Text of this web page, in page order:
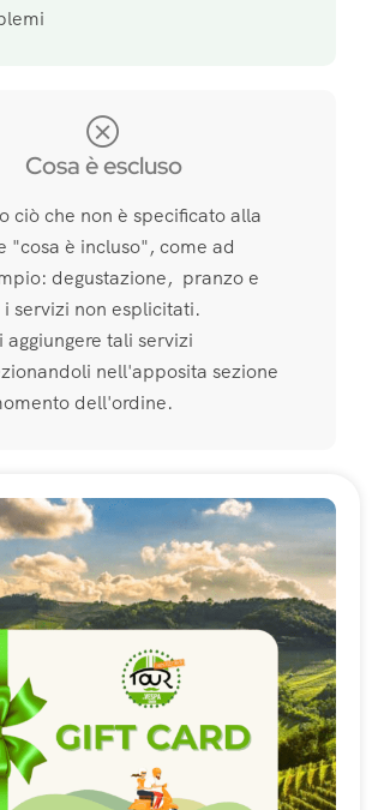
Cosa è escluso
ciò che non è specificato alla
"cosa è incluso", come ad
degustazione, pranzo e
servizi non esplicitati.
aggiungere tali servizi
nell'apposita sezione
dell'ordine.